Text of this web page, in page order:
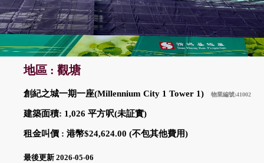
地區 : 觀塘
創紀之城一期一座(Millennium City 1 Tower 1) 物業編號:41002
建築面積: 1,026 平方呎(未証實)
租金叫價 : 港幣$24,624.00 (不包其他費用)
最後更新 2026-05-06